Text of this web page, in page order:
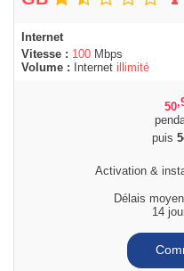
Internet
Vitesse : 100 Mbps
Volume :
Internet illimité
50
puis
Activation &
Délais
14